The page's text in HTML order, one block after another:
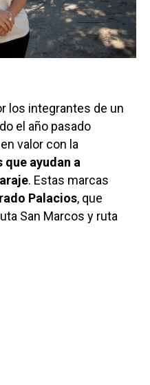
los integrantes de un
el año pasado
valor con la
ayudan a
. Estas marcas
Palacios, que
San Marcos y ruta